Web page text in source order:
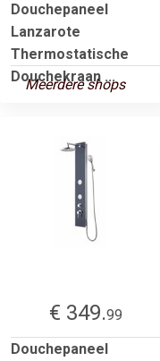
Douchepaneel
Lanzarote
Thermostatische
Douchekraan ...
Meerdere shops
€ 349.99
Douchepaneel